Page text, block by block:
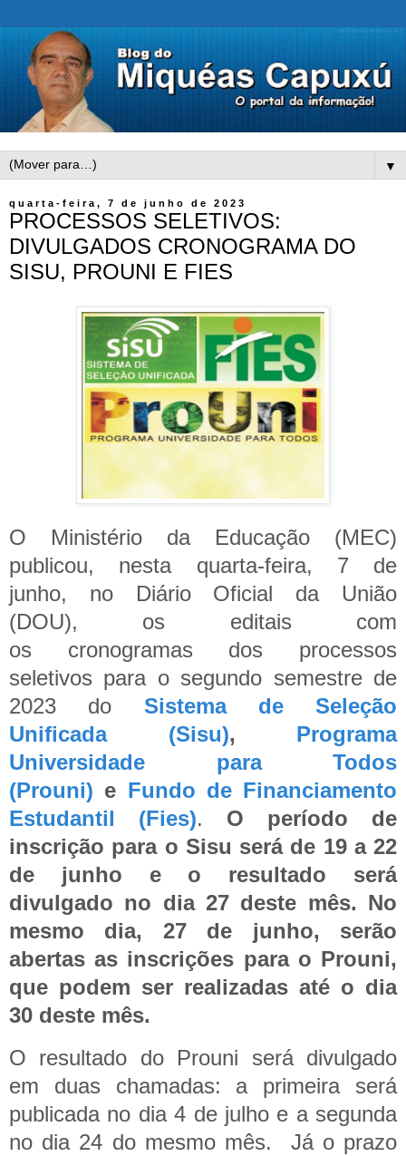
▼
quarta-feira, 7 de junho de 2023
PROCESSOS SELETIVOS:
DIVULGADOS CRONOGRAMA DO
SISU, PROUNI E FIES
O Ministério da Educação (MEC)
publicou, nesta quarta-feira, 7 de
junho, no Diário Oficial da União
(DOU), os editais com
os cronogramas dos processos
seletivos para o segundo semestre de
2023 do Sistema de Seleção
Unificada (Sisu), Programa
Universidade para Todos
(Prouni) e Fundo de Financiamento
Estudantil (Fies). O período de
inscrição para o Sisu será de 19 a 22
de junho e o resultado será
divulgado no dia 27 deste mês. No
mesmo dia, 27 de junho, serão
abertas as inscrições para o Prouni,
que podem ser realizadas até o dia
30 deste mês.
O resultado do Prouni será divulgado
em duas chamadas: a primeira será
publicada no dia 4 de julho e a segunda
no dia 24 do mesmo mês. Já o prazo